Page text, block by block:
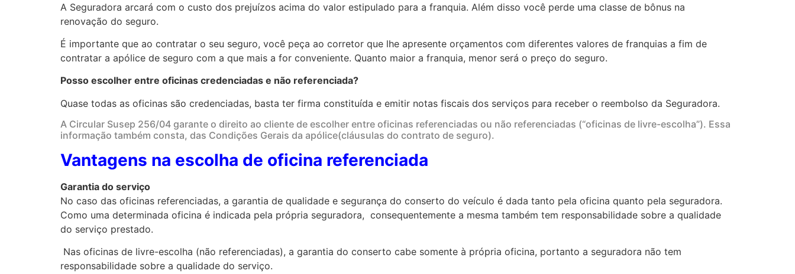
A Seguradora arcará com o custo dos prejuízos acima do valor estipulado para a franquia. Além disso você perde uma classe de bônus na
renovação do seguro.
É importante que ao contratar o seu seguro, você peça ao corretor que lhe apresente orçamentos com diferentes valores de franquias a fim de
contratar a apólice de seguro com a que mais a for conveniente. Quanto maior a franquia, menor será o preço do seguro.
Posso escolher entre oficinas credenciadas e não referenciada?
Quase todas as oficinas são credenciadas, basta ter firma constituída e emitir notas fiscais dos serviços para receber o reembolso da Seguradora.
A Circular Susep 256/04 garante o direito ao cliente de escolher entre oficinas referenciadas ou não referenciadas (“oficinas de livre-escolha”). Essa
informação também consta, das Condições Gerais da apólice(cláusulas do contrato de seguro).
Vantagens na escolha de oficina referenciada
Garantia do serviço
No caso das oficinas referenciadas, a garantia de qualidade e segurança do conserto do veículo é dada tanto pela oficina quanto pela seguradora.
Como uma determinada oficina é indicada pela própria seguradora, consequentemente a mesma também tem responsabilidade sobre a qualidade
do serviço prestado.
Nas oficinas de livre-escolha (não referenciadas), a garantia do conserto cabe somente à própria oficina, portanto a seguradora não tem
responsabilidade sobre a qualidade do serviço.